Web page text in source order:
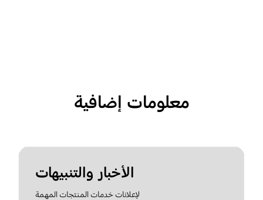
معلومات إضافية
الأخبار والتنبيهات
لإعلانات خدمات المنتجات المهمة